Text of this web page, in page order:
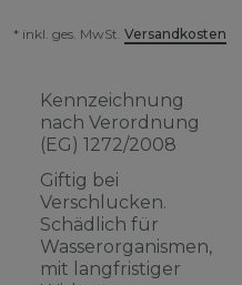
* inkl. ges. MwSt. Versandkosten
Kennzeichnung
nach Verordnung
(EG) 1272/2008
Giftig bei
Verschlucken.
Schädlich für
Wasserorganismen,
mit langfristiger